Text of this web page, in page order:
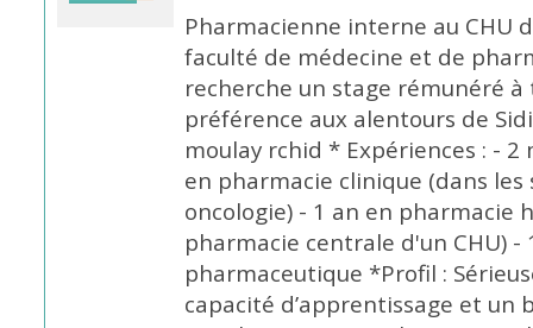
Pharmacienne interne au CHU
faculté de médecine et de
recherche un stage rémunéré
préférence aux alentours de
moulay rchid * Expériences : -
en pharmacie clinique (dans les
oncologie) - 1 an en pharmacie
pharmacie centrale d'un CHU)
pharmaceutique *Profil :
capacité d’apprentissage et un